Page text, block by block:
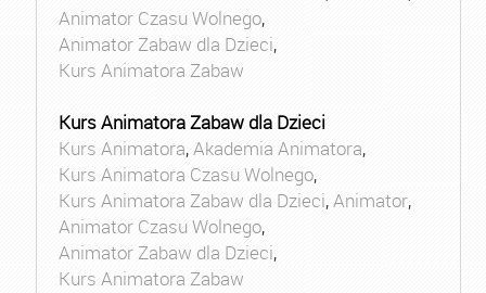
Animator Czasu Wolnego,
Animator Zabaw dla Dzieci,
Kurs Animatora Zabaw
Kurs Animatora Zabaw dla Dzieci
Kurs Animatora,Akademia Animatora,
Kurs Animatora Czasu Wolnego,
Kurs Animatora Zabaw dla Dzieci,Animator,
Animator Czasu Wolnego,
Animator Zabaw dla Dzieci,
Kurs Animatora Zabaw